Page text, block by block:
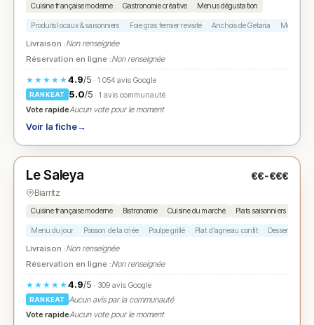
Cuisine française moderne Gastronomie créative Menus dégustation
Produits locaux & saisonniers Foie gras fermier revisité Anchois de Getaria Merlu de
Livraison :Non renseignée
Réservation en ligne :Non renseignée
★★★★★4.9/5· 1 054 avis Google
RANKEAT 5.0/5 · 1 avis communauté
Vote rapideAucun vote pour le moment
Voir la fiche→
★ N° 3
Le Saleya €€-€€€
Biarritz
Cuisine française moderne Bistronomie Cuisine du marché Plats saisonniers
Menu du jour Poisson de la criée Poulpe grillé Plat d’agneau confit Desserts
Livraison :Non renseignée
Réservation en ligne :Non renseignée
★★★★★4.9/5· 309 avis Google
RANKEAT
Aucun avis par la communauté
Vote rapideAucun vote pour le moment